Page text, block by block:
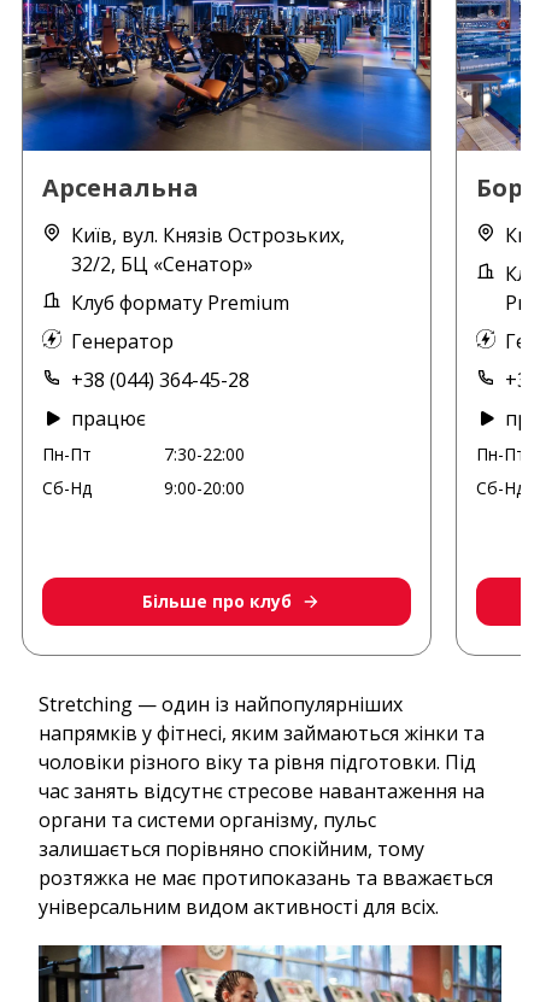
Арсенальна
Київ, вул. Князів Острозьких,
32/2, БЦ «Сенатор»
Клуб формату Premium
Генератор
+38 (044) 364-45-28
працює
Пн-Пт
7:30-22:00
Сб-Нд
9:00-20:00
Більше про клуб
Пн-Пт
Сб-Нд
Stretching — один із найпопулярніших
напрямків у фітнесі, яким займаються жінки та
чоловіки різного віку та рівня підготовки. Під
час занять відсутнє стресове навантаження на
органи та системи організму, пульс
залишається порівняно спокійним, тому
розтяжка не має протипоказань та вважається
універсальним видом активності для всіх.